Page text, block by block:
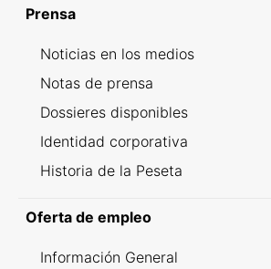
Prensa
Noticias en los medios
Notas de prensa
Dossieres disponibles
Identidad corporativa
Historia de la Peseta
Oferta de empleo
Información General